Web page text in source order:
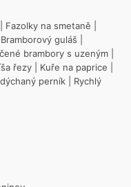
Fazolky na smetaně
Bramborový guláš
brambory s uzeným
řezy Kuře na paprice
perník
Rychlý